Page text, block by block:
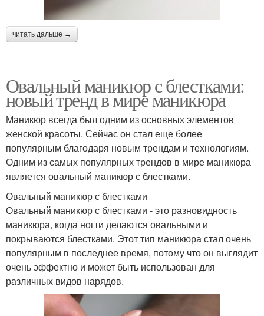
читать дальше →
Овальный маникюр с блестками:
новый тренд в мире маникюра
Маникюр всегда был одним из основных элементов
женской красоты. Сейчас он стал еще более
популярным благодаря новым трендам и технологиям.
Одним из самых популярных трендов в мире маникюра
является овальный маникюр с блестками.
Овальный маникюр с блестками
Овальный маникюр с блестками - это разновидность
маникюра, когда ногти делаются овальными и
покрываются блестками. Этот тип маникюра стал очень
популярным в последнее время, потому что он выглядит
очень эффектно и может быть использован для
различных видов нарядов.